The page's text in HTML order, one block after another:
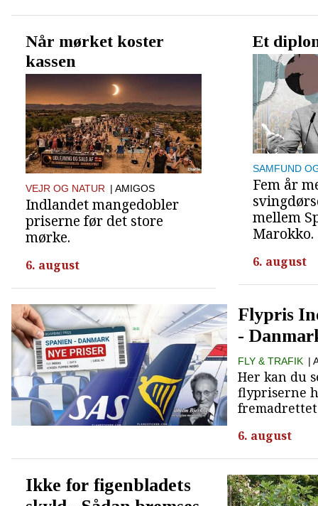
Når mørket koster
kassen
VEJR OG NATUR | AMIGOS
Indlandet mangedobler
priserne før det store
mørke.
6. august
Et
SAMFUND
Fem år
mellem
Marokko.
6. august
Flypris
-
FLY & TRAFIK |
Her kan du
flypriserne
6. august
Ikke for figenbladets